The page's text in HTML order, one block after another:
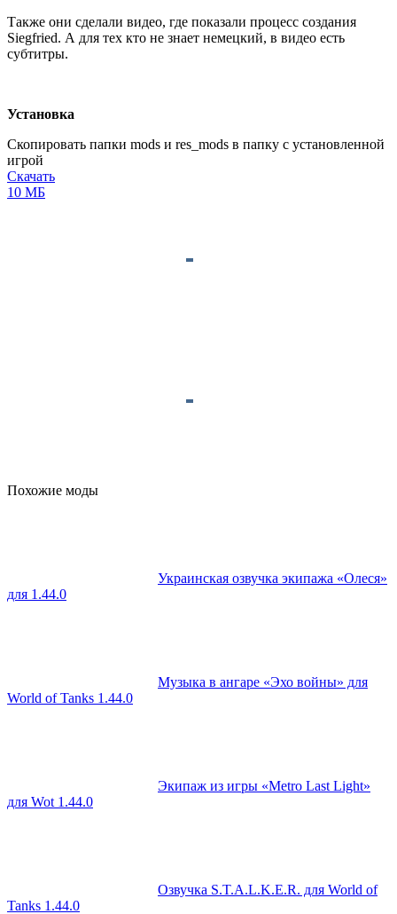
Также они сделали видео, где показали процесс создания
Siegfried. А для тех кто не знает немецкий, в видео есть
субтитры.
Установка
Cкопировать папки mods и res_mods в папку с установленной
игрой
Скачать
10 МБ
Похожие моды
Украинская озвучка экипажа «Олеся»
для 1.44.0
Музыка в ангаре «Эхо войны» для
World of Tanks 1.44.0
Экипаж из игры «Metro Last Light»
для Wot 1.44.0
Озвучка S.T.A.L.K.E.R. для World of
Tanks 1.44.0